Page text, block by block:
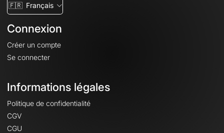
🇫🇷 Français
Connexion
Créer un compte
Se connecter
Informations légales
Politique de confidentialité
CGV
CGU